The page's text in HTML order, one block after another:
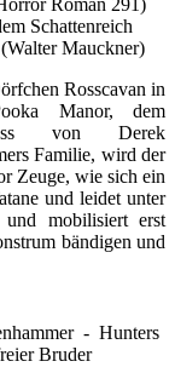
Roman 291)
Schattenreich
Mauckner)
Rosscavan in
Manor, dem
von Derek
Familie, wird der
Zeuge, wie sich ein
und leidet unter
und mobilisiert erst
bändigen und